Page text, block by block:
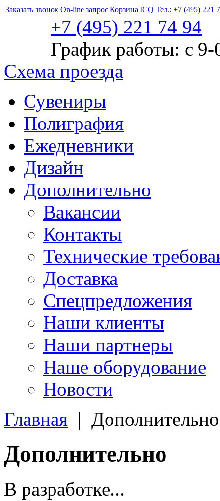
Заказать звонок On-line запрос Корзина ICQ Тел.: +7 (495) 221
+7 (495) 221 74 94
График работы: с
Схема проезда
Сувениры
Полиграфия
Ежедневники
Дизайн
Дополнительно
Вакансии
Контакты
Технические
Доставка
Спецпредложения
Наши клиенты
Наши партнеры
Наше оборудование
Новости
Главная | Дополнительно
Дополнительно
В разработке...